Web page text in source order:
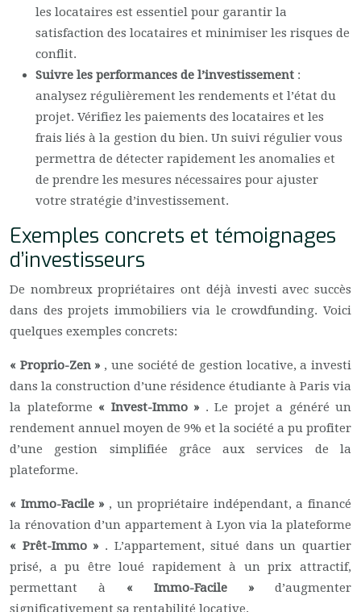
les locataires est essentiel pour garantir la
satisfaction des locataires et minimiser les risques de
conflit.
Suivre les performances de l’investissement :
analysez régulièrement les rendements et l’état du
projet. Vérifiez les paiements des locataires et les
frais liés à la gestion du bien. Un suivi régulier vous
permettra de détecter rapidement les anomalies et
de prendre les mesures nécessaires pour ajuster
votre stratégie d’investissement.
Exemples concrets et témoignages
d’investisseurs
De nombreux propriétaires ont déjà investi avec succès
dans des projets immobiliers via le crowdfunding. Voici
quelques exemples concrets:
« Proprio-Zen » , une société de gestion locative, a investi
dans la construction d’une résidence étudiante à Paris via
la plateforme « Invest-Immo » . Le projet a généré un
rendement annuel moyen de 9% et la société a pu profiter
d’une gestion simplifiée grâce aux services de la
plateforme.
« Immo-Facile » , un propriétaire indépendant, a financé
la rénovation d’un appartement à Lyon via la plateforme
« Prêt-Immo » . L’appartement, situé dans un quartier
prisé, a pu être loué rapidement à un prix attractif,
permettant à « Immo-Facile » d’augmenter
significativement sa rentabilité locative.